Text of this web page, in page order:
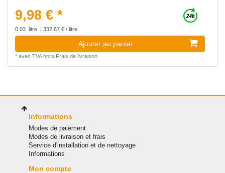
9,98 € *
0.03 litre | 332,67 € / litre
Ajouter au panier
* avec TVAhors Frais de livraison
Informations
Modes de paiement
Modes de livraison et frais
Service d'installation et de nettoyage
Informations
Mon compte